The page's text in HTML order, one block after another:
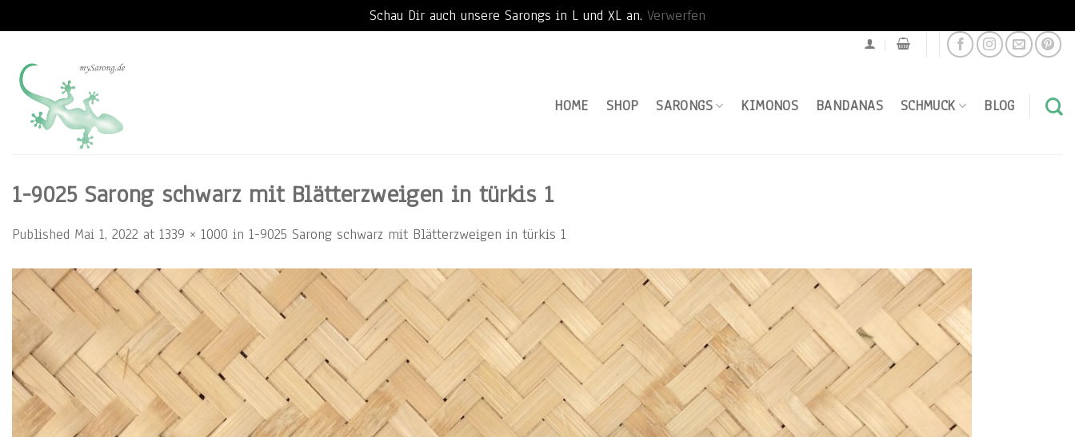
Schau Dir auch unsere Sarongs in L und XL an. Verwerfen
content
HOME
SHOP SARONGS KIMONOS BANDANAS SCHMUCK BLOG
1-9025 Sarong schwarz mit Blätterzweigen in türkis 1
Published Mai 1, 2022 at 1339 × 1000 in 1-9025 Sarong schwarz mit Blätterzweigen in türkis 1